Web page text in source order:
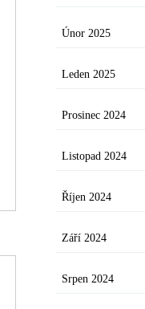
Únor 2025
Leden 2025
Prosinec 2024
Listopad 2024
Říjen 2024
Září 2024
Srpen 2024